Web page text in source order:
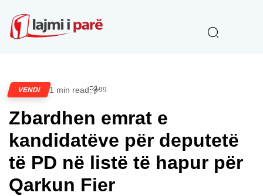
VENDI 1 min read 99
Zbardhen emrat e
kandidatëve për deputetë
të PD në listë të hapur për
Qarkun Fier